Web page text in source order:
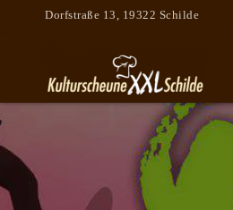
Dorfstraße 13, 19322 Schilde